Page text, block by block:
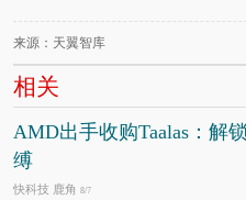
来源：天翼智库
相关
AMD出手收购Taalas：解
缚
快科技 鹿角 8/7